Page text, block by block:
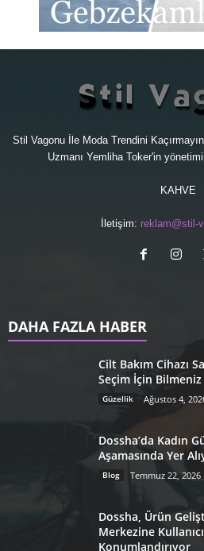
Stil Vagonu İle Moda Trendini
Uzmanı Yemliha Toker'in
KAHVE
İletişim: reklam@stil-
DAHA FAZLA HABER
Cilt Bakım Cihazı
Seçim İçin
Güzellik Ağustos 4,
Dossha’da Kadın
Aşamasında Yer
Blog Temmuz 22, 2026
Dossha, Ürün
Merkezine
Konumlandırıyor